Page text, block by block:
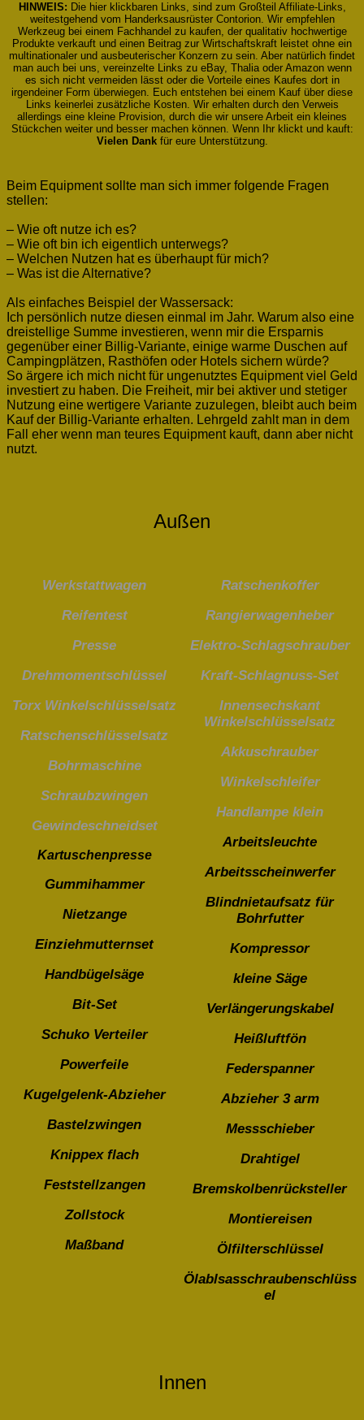
HINWEIS: Die hier klickbaren Links, sind zum Großteil Affiliate-Links,
weitestgehend vom Handerksausrüster Contorion. Wir empfehlen
Werkzeug bei einem Fachhandel zu kaufen, der qualitativ hochwertige
Produkte verkauft und einen Beitrag zur Wirtschaftskraft leistet ohne ein
multinationaler und ausbeuterischer Konzern zu sein. Aber natürlich findet
man auch bei uns, vereinzelte Links zu eBay, Thalia oder Amazon wenn
es sich nicht vermeiden lässt oder die Vorteile eines Kaufes dort in
irgendeiner Form überwiegen. Euch entstehen bei einem Kauf über diese
Links keinerlei zusätzliche Kosten. Wir erhalten durch den Verweis
allerdings eine kleine Provision, durch die wir unsere Arbeit ein kleines
Stückchen weiter und besser machen können. Wenn Ihr klickt und kauft:
Vielen Dankfür eure Unterstützung.
Beim Equipment sollte man sich immer folgende Fragen
stellen:
– Wie oft nutze ich es?
– Wie oft bin ich eigentlich unterwegs?
– Welchen Nutzen hat es überhaupt für mich?
– Was ist die Alternative?
Als einfaches Beispiel der Wassersack:
Ich persönlich nutze diesen einmal im Jahr. Warum also eine
dreistellige Summe investieren, wenn mir die Ersparnis
gegenüber einer Billig-Variante, einige warme Duschen auf
Campingplätzen, Rasthöfen oder Hotels sichern würde?
So ärgere ich mich nicht für ungenutztes Equipment viel Geld
investiert zu haben. Die Freiheit, mir bei aktiver und stetiger
Nutzung eine wertigere Variante zuzulegen, bleibt auch beim
Kauf der Billig-Variante erhalten. Lehrgeld zahlt man in dem
Fall eher wenn man teures Equipment kauft, dann aber nicht
nutzt.
Außen
Werkstattwagen
Reifentest
Presse
Drehmomentschlüssel
Torx Winkelschlüsselsatz
Ratschenschlüsselsatz
Bohrmaschine
Schraubzwingen
Gewindeschneidset
Kartuschenpresse
Gummihammer
Nietzange
Einziehmutternset
Handbügelsäge
Bit-Set
Schuko Verteiler
Powerfeile
Kugelgelenk-Abzieher
Bastelzwingen
Knippex flach
Feststellzangen
Zollstock
Maßband
Ratschenkoffer
Rangierwagenheber
Elektro-Schlagschrauber
Kraft-Schlagnuss-Set
Innensechskant
Winkelschlüsselsatz
Akkuschrauber
Winkelschleifer
Handlampe klein
Arbeitsleuchte
Arbeitsscheinwerfer
Blindnietaufsatz für
Bohrfutter
Kompressor
kleine Säge
Verlängerungskabel
Heißluftfön
Federspanner
Abzieher 3 arm
Messschieber
Drahtigel
Bremskolbenrücksteller
Montiereisen
Ölfilterschlüssel
Ölablsasschraubenschlüss
el
Innen